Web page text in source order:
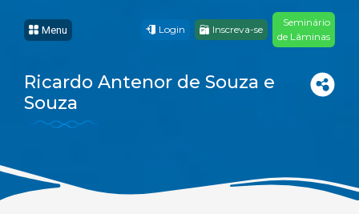
Ricardo Antenor de Souza e
Souza
Menu Login Inscreva-se
Seminário
de Lâminas